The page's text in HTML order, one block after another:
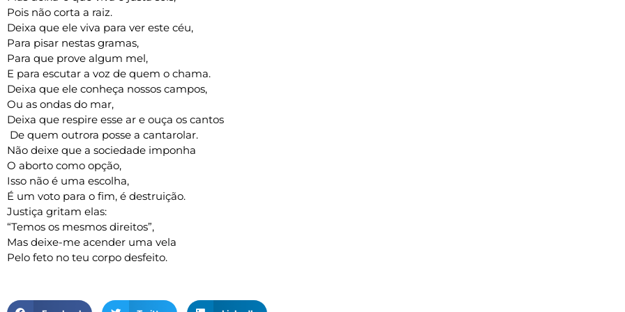
Pois não corta a raiz.
Deixa que ele viva para ver este céu,
Para pisar nestas gramas,
Para que prove algum mel,
E para escutar a voz de quem o chama.
Deixa que ele conheça nossos campos,
Ou as ondas do mar,
Deixa que respire esse ar e ouça os cantos
De quem outrora posse a cantarolar.
Não deixe que a sociedade imponha
O aborto como opção,
Isso não é uma escolha,
É um voto para o fim, é destruição.
Justiça gritam elas:
“Temos os mesmos direitos”,
Mas deixe-me acender uma vela
Pelo feto no teu corpo desfeito.